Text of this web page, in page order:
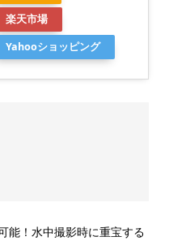
楽天市場
Yahooショッピング
能！水中撮影時に重宝する